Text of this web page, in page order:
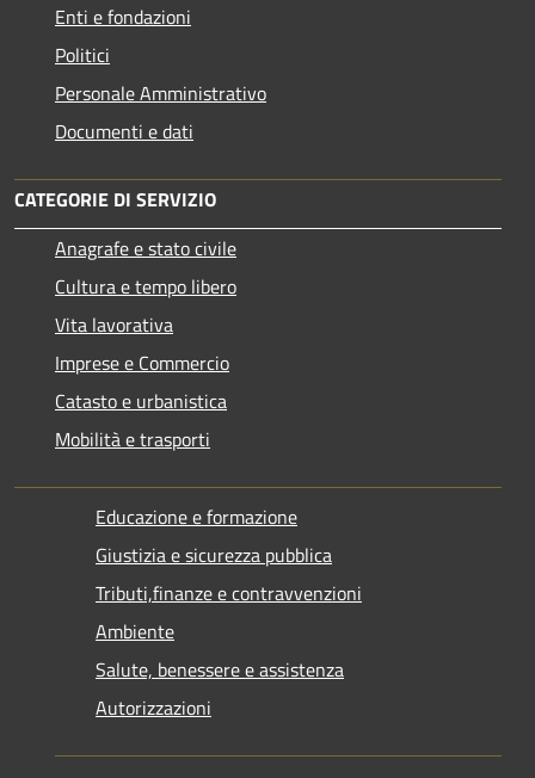
Enti e fondazioni
Politici
Personale Amministrativo
Documenti e dati
CATEGORIE DI SERVIZIO
Anagrafe e stato civile
Cultura e tempo libero
Vita lavorativa
Imprese e Commercio
Catasto e urbanistica
Mobilità e trasporti
Educazione e formazione
Giustizia e sicurezza pubblica
Tributi,finanze e contravvenzioni
Ambiente
Salute, benessere e assistenza
Autorizzazioni